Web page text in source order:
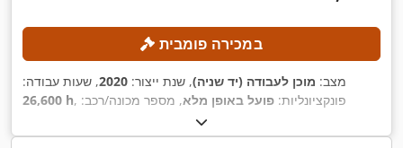
במכירה פומבית
מצב: מוכן לעבודה (יד שניה), שנת ייצור: 2020, שעות עבודה:
26,600 h
, פונקציונליות: פועל באופן מלא, מספר מכונה/רכב:
, יכולת העמסה:
1,101 מ"מ, דגם בקר:KR C4 compact , דיוק חזרה:0.02 מ"מ ,